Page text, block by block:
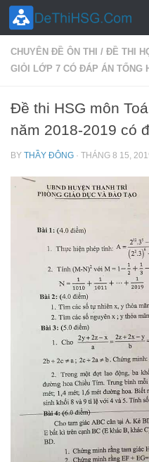
Skip to content
CHUYÊN ĐỀ ÔN THI / ĐỀ THI
GIỎI LỚP 7 CÓ ĐÁP ÁN TỔNG
Đề thi HSG môn
năm 2018-2019 có
BY THẦY ĐÔNG · THÁNG 8 15,